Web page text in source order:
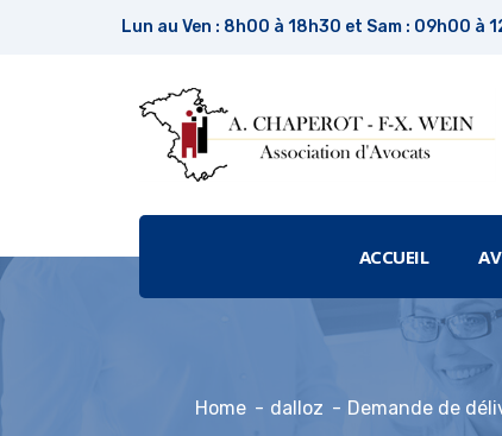
Lun au Ven : 8h00 à 18h30 et Sam : 09h00 à
ACCUEIL
Home dalloz Demande de